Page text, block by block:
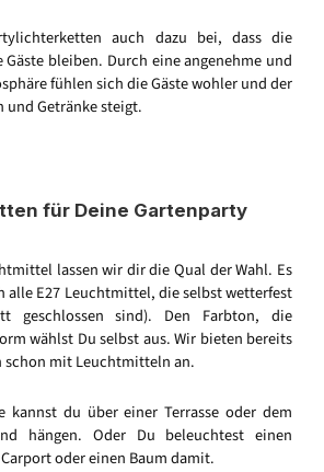
auch dazu bei, dass die
Gäste bleiben. Durch eine angenehme und
fühlen sich die Gäste wohler und der
und Getränke steigt.
für Deine Gartenparty
lassen wir dir die Qual der Wahl. Es
alle E27 Leuchtmittel, die selbst wetterfest
geschlossen sind). Den Farbton, die
wählst Du selbst aus. Wir bieten bereits
schon mit Leuchtmitteln an.
kannst du über einer Terrasse oder dem
hängen. Oder Du beleuchtest einen
oder einen Baum damit.